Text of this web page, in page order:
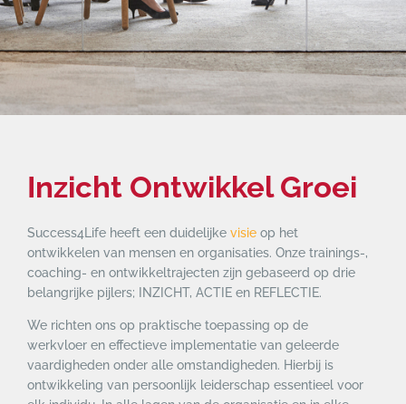
Inzicht Ontwikkel Groei
Success4Life heeft een duidelijke visie op het
ontwikkelen van mensen en organisaties. Onze trainings-,
coaching- en ontwikkeltrajecten zijn gebaseerd op drie
belangrijke pijlers; INZICHT, ACTIE en REFLECTIE.
We richten ons op praktische toepassing op de
werkvloer en effectieve implementatie van geleerde
vaardigheden onder alle omstandigheden. Hierbij is
ontwikkeling van persoonlijk leiderschap essentieel voor